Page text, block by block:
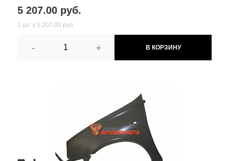
5 207.00 руб.
1 шт х 5 207.00 руб.
- + В КОРЗИНУ